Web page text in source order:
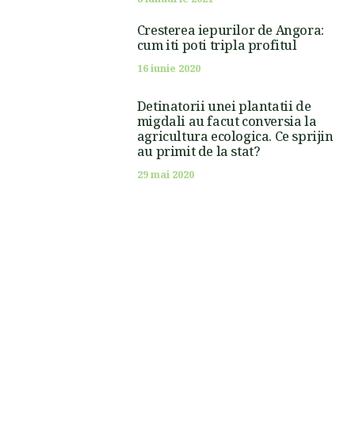
Cresterea iepurilor de Angora:
cum iti poti tripla profitul
16 iunie 2020
Detinatorii unei plantatii de
migdali au facut conversia la
agricultura ecologica. Ce sprijin
au primit de la stat?
29 mai 2020